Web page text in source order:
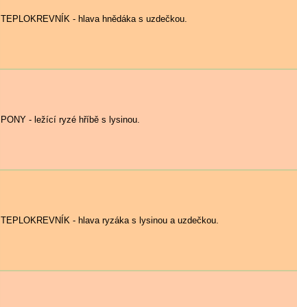
TEPLOKREVNÍK - hlava hnědáka s uzdečkou.
PONY - ležící ryzé hříbě s lysinou.
TEPLOKREVNÍK - hlava ryzáka s lysinou a uzdečkou.